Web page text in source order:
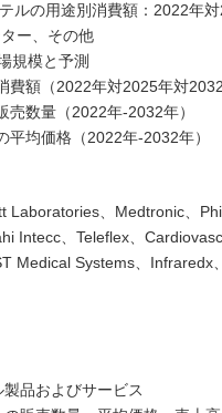
ルの用途別消費額：2022年
ー、その他
規模と予測
額（2022年対2025年対2032
数量（2022年-2032年）
均価格（2022年-2032年）
、Medtronic、
Intecc、Teleflex、
Medical Systems、Infraredx
品およびサービス